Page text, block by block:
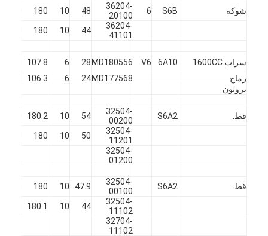
شوكة S6B
6
36204-
20100
48
10
180
36204-
41101
44
10
180
سراب 1600CC 6A10
V6
MD180556
28
6
107.8
رماح
MD177568
24
6
106.3
بروتون
قط. S6A2
32504-
00200
54
10
180.2
32504-
11201
50
10
180
32504-
01200
قط. S6A2
32504-
00100
47.9
10
180
32504-
11102
44
10
180.1
32704-
11102